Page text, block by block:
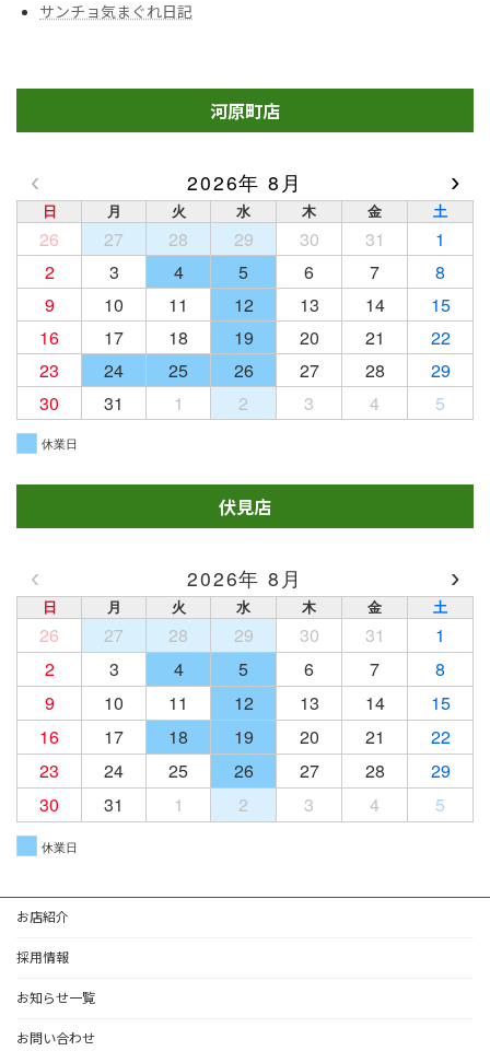
サンチョ気まぐれ日記
河原町店
‹ 2026年 8月 ›
日 月 火 水 木 金 土
26 27 28 29 30 31
1
2
3 4 5 6 7
8
9
10 11 12 13 14
15
16
17 18 19 20 21
22
23
24 25 26 27 28
29
30
31 1 2 3 4 5
休業日
伏見店
‹ 2026年 8月 ›
日 月 火 水 木 金 土
26 27 28 29 30 31
1
2
3 4 5 6 7
8
9
10 11 12 13 14
15
16
17 18 19 20 21
22
23
24 25 26 27 28
29
30
31 1 2 3 4 5
休業日
お店紹介
採用情報
お知らせ一覧
お問い合わせ